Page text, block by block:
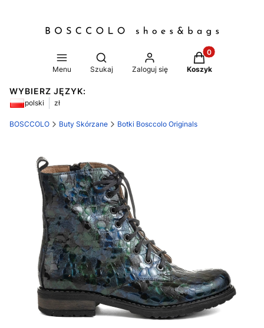
Menu
Otwórz wyszukiwarkę
Szukaj Zaloguj się
Produkty w
Koszyk
WYBIERZ JĘZYK:
polski zł
BOSCCOLO Buty Skórzane Botki Bosccolo Originals